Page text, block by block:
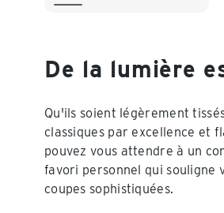
De la lumière
Qu'ils soient légèrement
classiques par excellence et
pouvez vous attendre à un
favori personnel qui souligne
coupes sophistiquées.